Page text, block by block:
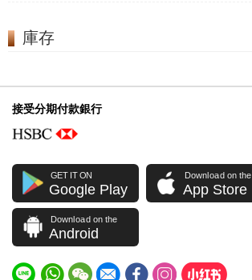
庫存
接受分期付款銀行
GET IT ON
Google Play
Download on the
App Store
Download on the
Android